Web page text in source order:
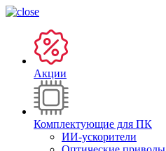
Акции
Комплектующие для ПК
ИИ-ускорители